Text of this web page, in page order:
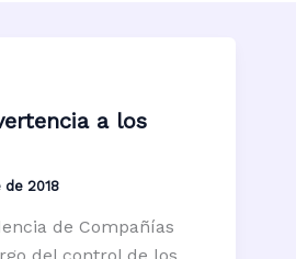
a los
2018
de Compañías